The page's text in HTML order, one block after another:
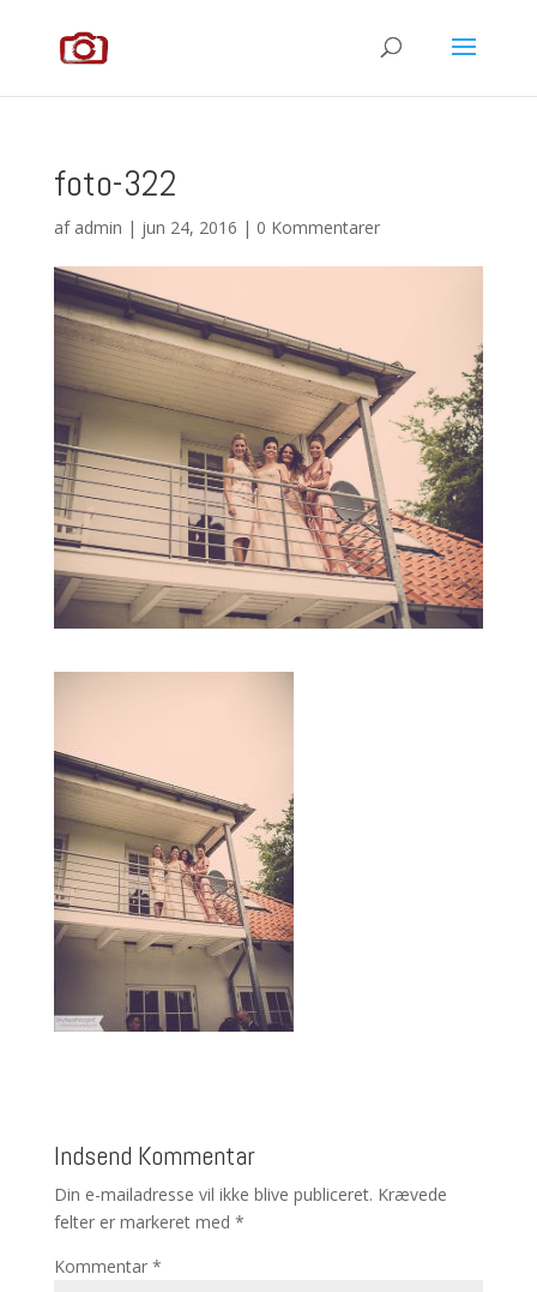
foto-322
af admin | jun 24, 2016 | 0 Kommentarer
Indsend Kommentar
Din e-mailadresse vil ikke blive publiceret. Krævede
felter er markeret med *
Kommentar *